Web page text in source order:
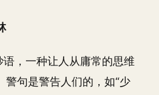
语，一种让人从庸常的思维
警句是警告人们的，如“少